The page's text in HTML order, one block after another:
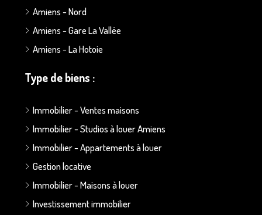
Amiens - Nord
Amiens - Gare La Vallée
Amiens - La Hotoie
Type de biens :
Immobilier - Ventes maisons
Immobilier - Studios à louer Amiens
Immobilier - Appartements à louer
Gestion locative
Immobilier - Maisons à louer
Investissement immobilier